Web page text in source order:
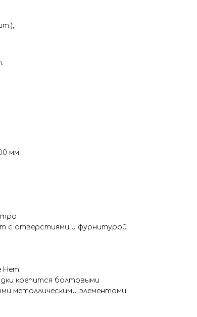
мм
с отверстиями и фурнитурой
Нет
крепится болтовыми
металлическими элементами.